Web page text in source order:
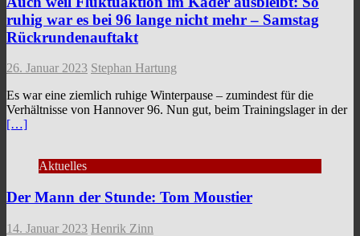
ruhig war es bei 96 lange nicht mehr – Samstag
Rückrundenauftakt
26. Januar 2023 Stephan Hartung
Es war eine ziemlich ruhige Winterpause – zumindest für die
Verhältnisse von Hannover 96. Nun gut, beim Trainingslager in der
[…]
Aktuelles
Der Mann der Stunde: Tom Moustier
14. Januar 2023 Henrik Zinn